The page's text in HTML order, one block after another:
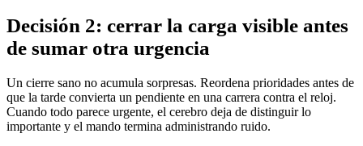
Decisión 2: cerrar la carga visible antes
de sumar otra urgencia
Un cierre sano no acumula sorpresas. Reordena prioridades antes de
que la tarde convierta un pendiente en una carrera contra el reloj.
Cuando todo parece urgente, el cerebro deja de distinguir lo
importante y el mando termina administrando ruido.